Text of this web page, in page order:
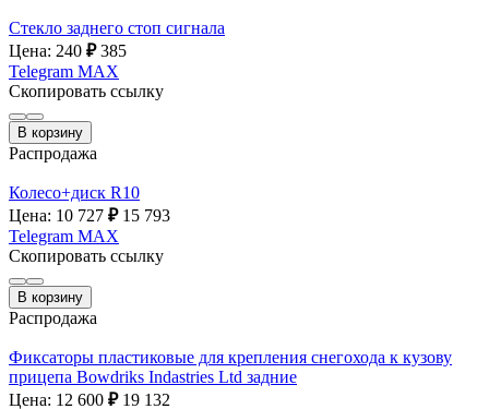
Стекло заднего стоп сигнала
Цена: 240 ₽ 385
Telegram MAX
Скопировать ссылку
В корзину
Распродажа
Колесо+диск R10
Цена: 10 727 ₽ 15 793
Telegram MAX
Скопировать ссылку
В корзину
Распродажа
Фиксаторы пластиковые для крепления снегохода к кузову
прицепа Bowdriks Indastries Ltd задние
Цена: 12 600 ₽ 19 132